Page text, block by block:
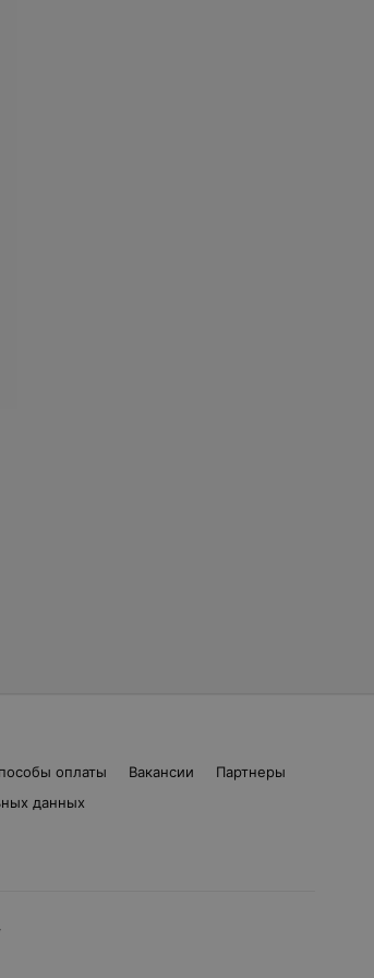
оплаты Вакансии
Партнеры
данных